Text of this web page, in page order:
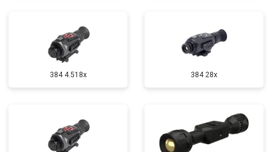
384 4.518x 384 28x